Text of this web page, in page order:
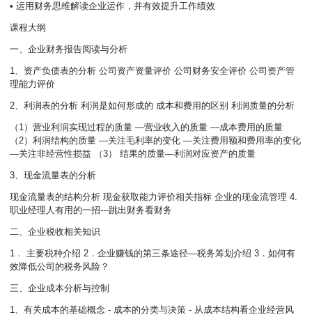
• 运用财务思维解读企业运作，并有效提升工作绩效
课程大纲
一、企业财务报告阅读与分析
1、资产负债表的分析 公司资产资量评价 公司财务安全评价 公司资产管
理能力评价
2、利润表的分析 利润是如何形成的 成本和费用的区别 利润质量的分析
（1）营业利润实现过程的质量 —营业收入的质量 —成本费用的质量
（2）利润结构的质量 —关注毛利率的变化 —关注费用额和费用率的变化
—关注非经营性损益 （3） 结果的质量—利润对应资产的质量
3、现金流量表的分析
现金流量表的结构分析 现金获取能力评价相关指标 企业的现金流管理 4.
职业经理人有用的一招---跳出财务看财务
二、企业税收相关知识
1． 主要税种介绍 2．企业赚钱的第三条途径—税务筹划介绍 3．如何有
效降低公司的税务风险？
三、企业成本分析与控制
1、有关成本的基础概念 - 成本的分类与决策 - 从成本结构看企业经营风